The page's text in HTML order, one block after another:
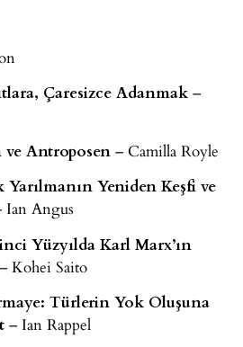
Çaresizce Adanmak –
Antroposen – Camilla Royle
Yeniden Keşfi ve
Ian Angus
Yüzyılda Karl Marx’ın
– Kohei Saito
Türlerin Yok Oluşuna
– Ian Rappel